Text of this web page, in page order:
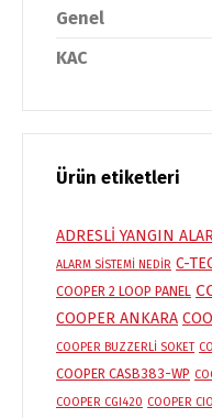
Genel
KAC
Ürün etiketleri
ADRESLİ YANGIN
ALARM SİSTEMİ NEDİR C-
COOPER 2 LOOP PANEL
COOPER ANKARA
COOPER BUZZERLİ SOKET
COOPER CASB383-WP
COOPER CGI420 COOPER